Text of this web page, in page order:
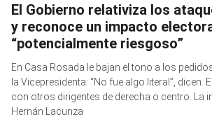
El Gobierno relativiza los
y reconoce un impacto
“potencialmente riesgoso”
En Casa Rosada le bajan el tono a los
la Vicepresidenta: “No fue algo literal”, dicen.
con otros dirigentes de derecha o centro. La
Hernán Lacunza